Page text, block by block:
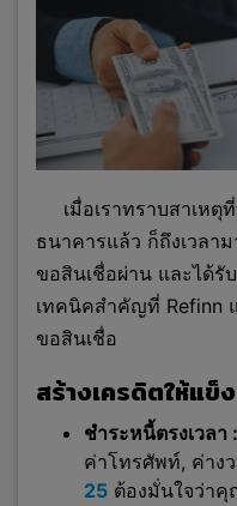
เมื่อเราทราบสาเห
ธนาคารแล้ว ก็ถึงเวลาม
ขอสินเชื่อผ่าน และได้รั
เทคนิคสำคัญที่ Refinn
ขอสินเชื่อ
สร้างเครดิตให้แข็
ชำระหนี้ตรงเวลา :
ค่าโทรศัพท์, ค่าง
25 ต้องมั่นใจว่าคุ